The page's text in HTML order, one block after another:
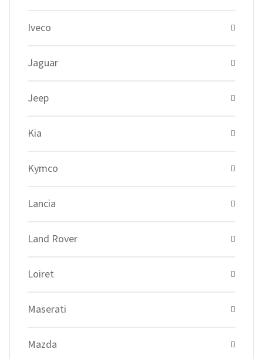
Iveco
Jaguar
Jeep
Kia
Kymco
Lancia
Land Rover
Loiret
Maserati
Mazda